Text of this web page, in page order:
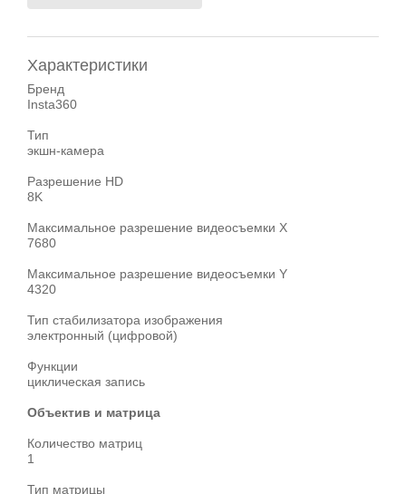
Характеристики
Бренд
Insta360
Тип
экшн-камера
Разрешение HD
8K
Максимальное разрешение видеосъемки X
7680
Максимальное разрешение видеосъемки Y
4320
Тип стабилизатора изображения
электронный (цифровой)
Функции
циклическая запись
Объектив и матрица
Количество матриц
1
Тип матрицы